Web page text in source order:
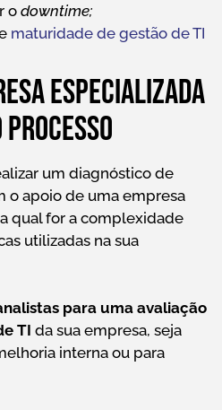
o downtime;
maturidade de gestão de TI
especializada
processo
um diagnóstico de
o apoio de uma empresa
qual for a complexidade
utilizadas na sua
para uma avaliação
TI da sua empresa, seja
interna ou para